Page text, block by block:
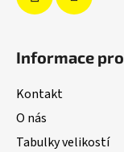
Informace
Kontakt
O nás
Tabulky velikostí